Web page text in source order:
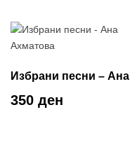
Избрани песни – Ана
Ахматова
350 ден